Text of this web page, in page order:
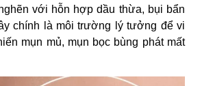
với hỗn hợp dầu thừa, bụi bẩn
chính là môi trường lý tưởng để vi
mụn mủ, mụn bọc bùng phát mất